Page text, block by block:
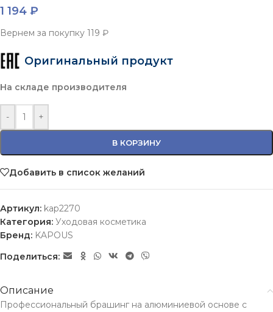
1 194 ₽
Вернем за покупку 119 ₽
Оригинальный продукт
На складе производителя
- +
В КОРЗИНУ
Добавить в список желаний
Артикул: kap2270
Категория: Уходовая косметика
Бренд: KAPOUS
Поделиться:
Описание
Профессиональный брашинг на алюминиевой основе с